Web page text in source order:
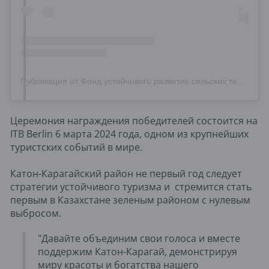
Церемония награждения победителей состоится на
ITB Berlin 6 марта 2024 года, одном из крупнейших
туристских событий в мире.
Катон-Карагайский район не первый год следует
стратегии устойчивого туризма и стремится стать
первым в Казахстане зеленым районом с нулевым
выбросом.
"Давайте объединим свои голоса и вместе
поддержим Катон-Карагай, демонстрируя
миру красоты и богатства нашего